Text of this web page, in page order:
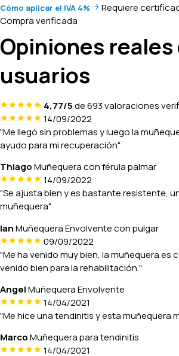
Cómo aplicar el IVA 4%
Requiere
Compra verificada
Opiniones reales
usuarios
4,77/5de 693 valoraciones
14/09/2022
"Me llegó sin problemas y luego la
ayudo para mi recuperación"
ThiagoMuñequera con férula palmar
14/09/2022
"Se ajusta bien y es bastante resistente,
muñequera"
IanMuñequera Envolvente con pulgar
09/09/2022
"Me ha venido muy bien, la muñequera es
venido bien para la rehabilitación."
AngelMuñequera Envolvente
14/04/2021
"Me hice una tendinitis y esta muñequera
MarcoMuñequera para tendinitis
14/04/2021